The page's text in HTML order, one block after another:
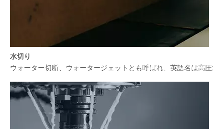
ウォーター切断、ウォータージェットとも呼ばれ、英語名は高圧